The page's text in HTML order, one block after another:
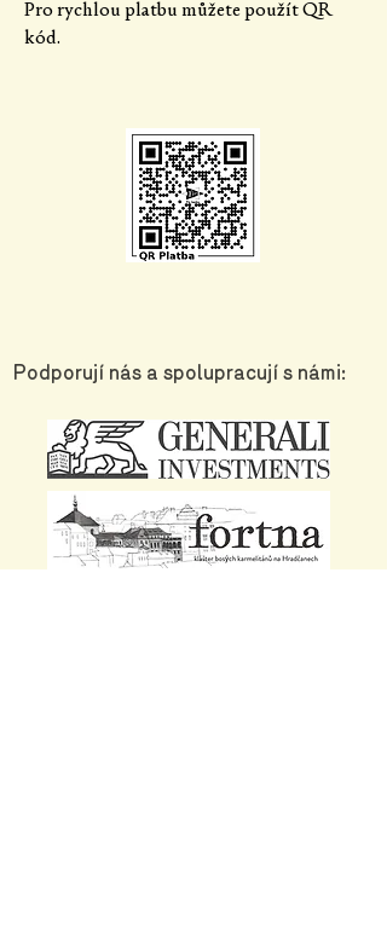
Pro rychlou platbu můžete použít QR
kód.
Podporují nás a spolupracují s námi: